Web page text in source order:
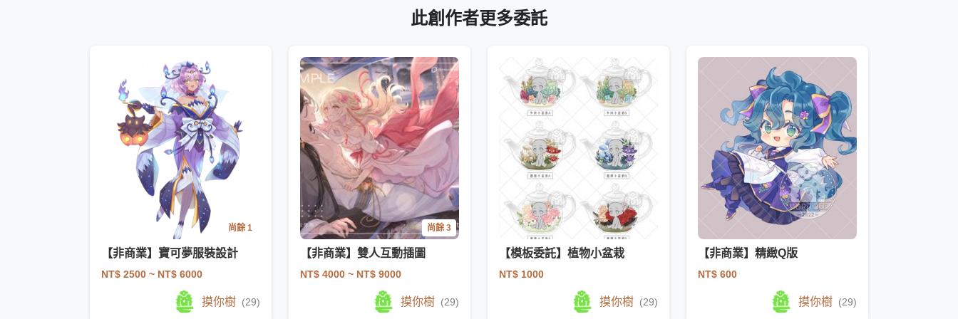
此創作者更多委託
尚餘 1
【非商業】寶可夢服裝設計
NT$ 2500 ~ NT$ 6000
摸你樹 (29)
尚餘 3
【非商業】雙人互動插圖
NT$ 4000 ~ NT$ 9000
摸你樹 (29)
【模板委託】植物小盆栽
NT$ 1000
摸你樹 (29)
【非商業】精緻Q版
NT$ 600
摸你樹 (29)